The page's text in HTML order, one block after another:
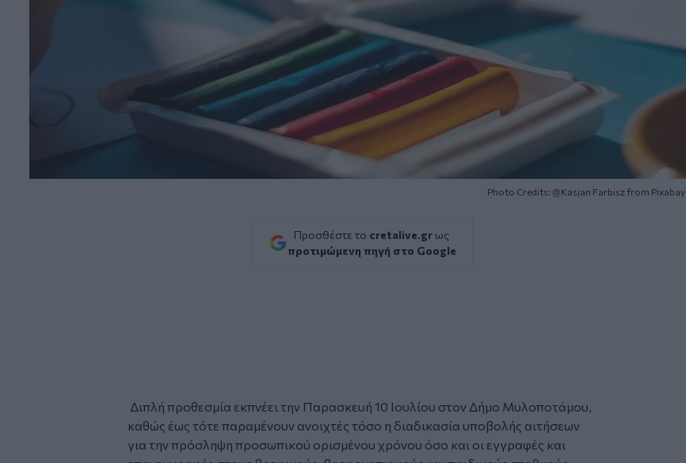
Photo Credits: @Kasjan Farbisz from Pixabay
Προσθέστε το cretalive.gr ως
προτιμώμενη πηγή στο Google
Διπλή προθεσμία εκπνέει την Παρασκευή 10 Ιουλίου στον Δήμο Μυλοποτάμου,
καθώς έως τότε παραμένουν ανοιχτές τόσο η διαδικασία υποβολής αιτήσεων
για την πρόσληψη προσωπικού ορισμένου χρόνου όσο και οι εγγραφές και